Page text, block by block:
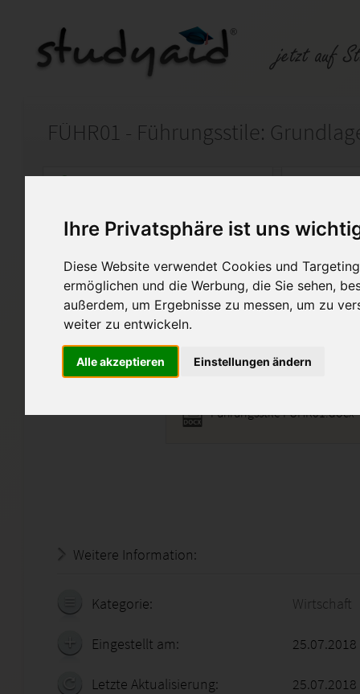
Ihre Privatsphäre ist uns
Diese Website verwendet Cookies und
ermöglichen und die Werbung, die Sie sehen,
außerdem, um Ergebnisse zu messen, um zu
weiter zu entwickeln.
Alle akzeptieren Einstellungen ändern
Auf StudyAid.de verkaufen
Startseite Wirtschaft
FÜHR01 - Führungsstile:
Diese Einsendeaufgabe soll als
Führungsstile FÜHR01.docx
Weitere Information:
Kategorie: Wirtschaft
Eingestellt am:
Letzte Aktualisierung: 25.07.2018